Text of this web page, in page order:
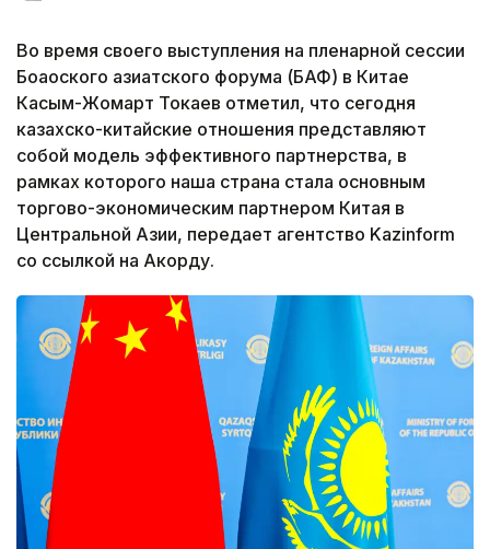
Во время своего выступления на пленарной сессии
Боаоского азиатского форума (БАФ) в Китае
Касым-Жомарт Токаев отметил, что сегодня
казахско-китайские отношения представляют
собой модель эффективного партнерства, в
рамках которого наша страна стала основным
торгово-экономическим партнером Китая в
Центральной Азии, передает агентство Kazinform
со ссылкой на Акорду.